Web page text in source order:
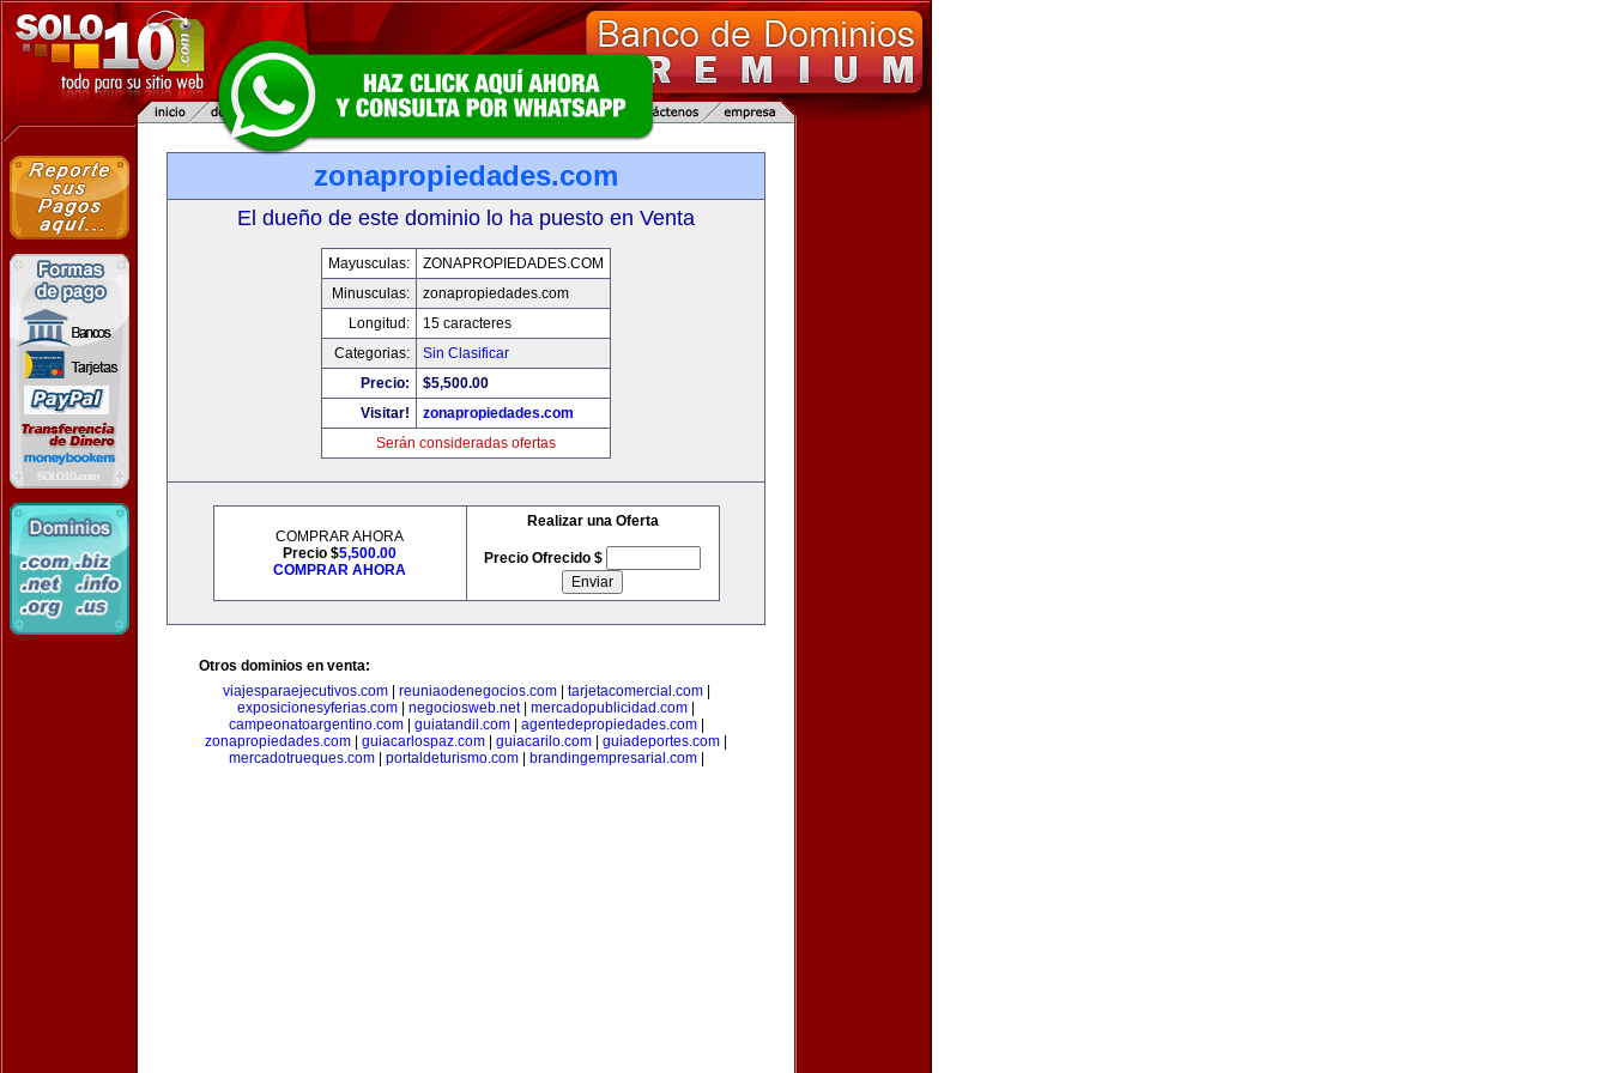
zonapropiedades.com
El dueño de este dominio lo ha puesto en Venta
Mayusculas:
ZONAPROPIEDADES.COM
Minusculas:
zonapropiedades.com
Longitud:
15 caracteres
Categorias:
Sin Clasificar
Precio:
$5,500.00
Visitar!
zonapropiedades.com
Serán consideradas ofertas
COMPRAR AHORA
Precio $5,500.00
COMPRAR AHORA
Realizar una Oferta
Precio Ofrecido $
Otros dominios en venta:
viajesparaejecutivos.com| reuniaodenegocios.com| tarjetacomercial.com|
exposicionesyferias.com
negociosweb.net| mercadopublicidad.com
campeonatoargentino.com| guiatandil.com| agentedepropiedades.com|
zonapropiedades.com
guiacarlospaz.com guiacarilo.com guiadeportes.com
mercadotrueques.com| portaldeturismo.com| brandingempresarial.com|